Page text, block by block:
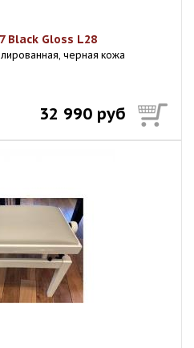
Black Gloss L28
черная кожа
32 990 руб